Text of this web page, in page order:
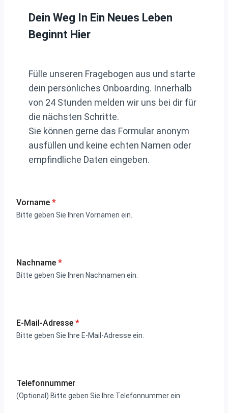
Dein Weg In Ein Neues Leben
Beginnt Hier
Fülle unseren Fragebogen aus und starte
dein persönliches Onboarding. Innerhalb
von 24 Stunden melden wir uns bei dir für
die nächsten Schritte.
Sie können gerne das Formular anonym
ausfüllen und keine echten Namen oder
empfindliche Daten eingeben.
Vorname *
Bitte geben Sie Ihren Vornamen ein.
Nachname *
Bitte geben Sie Ihren Nachnamen ein.
E-Mail-Adresse *
Bitte geben Sie Ihre E-Mail-Adresse ein.
Telefonnummer
(Optional) Bitte geben Sie Ihre Telefonnummer ein.